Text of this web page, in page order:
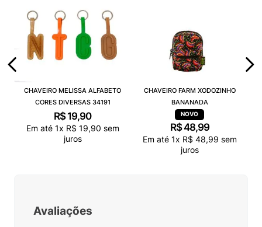
CHAVEIRO MELISSA ALFABETO
CORES DIVERSAS 34191
R$ 19,90
Em até 1x R$ 19,90 sem
juros
CHAVEIRO FARM XODOZINHO
BANANADA
R$48,99
Em até 1x R$ 48,99 sem
juros
Avaliações